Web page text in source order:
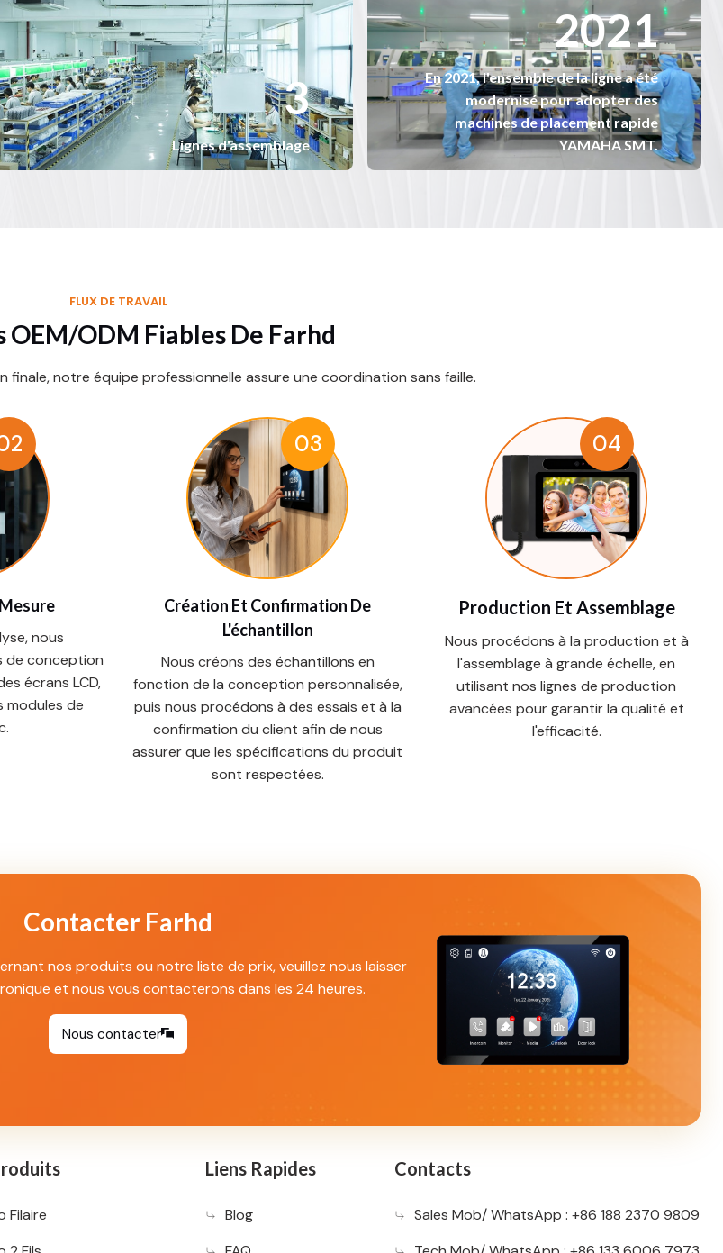
3
Lignes d'assemblage
0
2
1
2021
En 2021, l'ensemble de la ligne a été
modernisé pour adopter des
machines de placement rapide
YAMAHA SMT.
FLUX DE TRAVAIL
OEM/ODM Fiables De Farhd
finale, notre équipe professionnelle assure une coordination sans faille.
nous
de conception
écrans LCD,
modules de
03
Création Et Confirmation De
L'échantillon
Nous créons des échantillons en
fonction de la conception personnalisée,
puis nous procédons à des essais et à la
confirmation du client afin de nous
assurer que les spécifications du produit
sont respectées.
04
Production Et Assemblage
Nous procédons à la production et à
l'assemblage à grande échelle, en
utilisant nos lignes de production
avancées pour garantir la qualité et
l'efficacité.
Contacter Farhd
nos produits ou notre liste de prix, veuillez nous laisser
et nous vous contacterons dans les 24 heures.
Nous contacter
Filaire
Liens Rapides
Blog
Contacts
Sales Mob/ WhatsApp : +86 188 2370 9809